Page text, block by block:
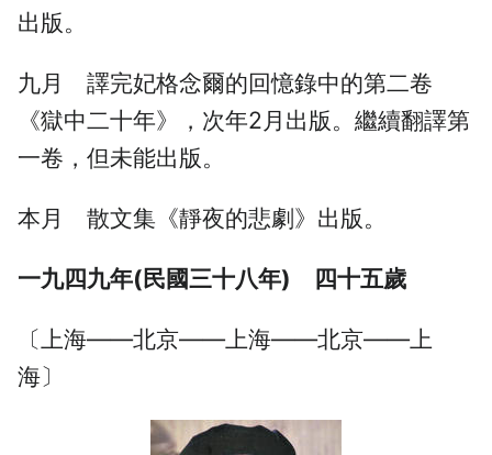
出版。
九月 譯完妃格念爾的回憶錄中的第二卷
《獄中二十年》，次年2月出版。繼續翻譯第
一卷，但未能出版。
本月 散文集《靜夜的悲劇》出版。
一九四九年(民國三十八年) 四十五歲
〔上海——北京——上海——北京——上
海〕